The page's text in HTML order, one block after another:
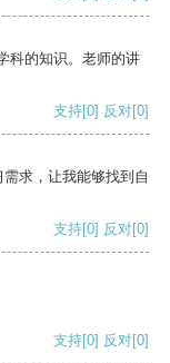
科的知识。老师的讲
支持[0] 反对[0]
求，让我能够找到自
支持[0] 反对[0]
支持[0] 反对[0]